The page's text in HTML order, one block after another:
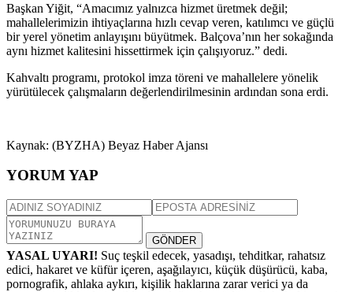
Başkan Yiğit, “Amacımız yalnızca hizmet üretmek değil;
mahallelerimizin ihtiyaçlarına hızlı cevap veren, katılımcı ve güçlü
bir yerel yönetim anlayışını büyütmek. Balçova’nın her sokağında
aynı hizmet kalitesini hissettirmek için çalışıyoruz.” dedi.
Kahvaltı programı, protokol imza töreni ve mahallelere yönelik
yürütülecek çalışmaların değerlendirilmesinin ardından sona erdi.
Kaynak: (BYZHA) Beyaz Haber Ajansı
YORUM YAP
GÖNDER
YASAL UYARI! Suç teşkil edecek, yasadışı, tehditkar, rahatsız
edici, hakaret ve küfür içeren, aşağılayıcı, küçük düşürücü, kaba,
pornografik, ahlaka aykırı, kişilik haklarına zarar verici ya da